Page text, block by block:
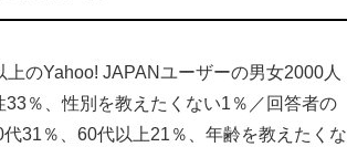
のYahoo! JAPANユーザーの男女2000人
％、性別を教えたくない1％／回答者の
31％、60代以上21％、年齢を教えたくな